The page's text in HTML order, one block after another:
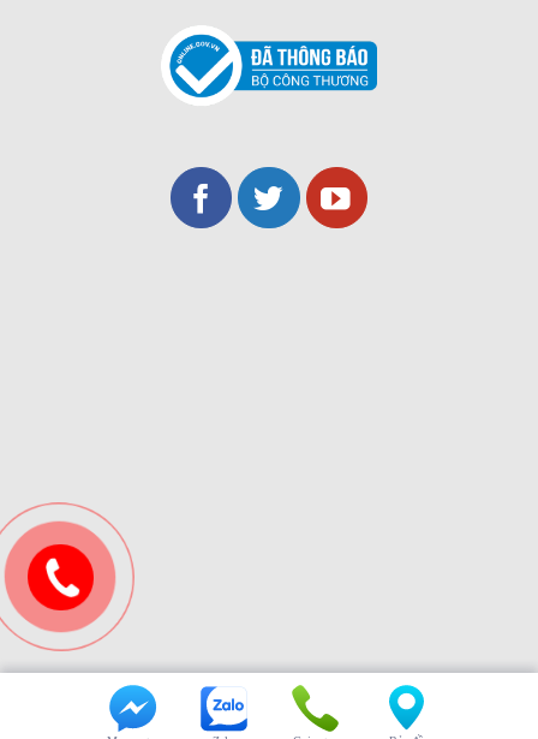
© 2015 - Thiết kế bởi - remthanhnhan.com